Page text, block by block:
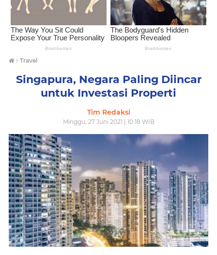
› Travel
Singapura, Negara Paling Diincar
untuk Investasi Properti
Tim Redaksi
Minggu, 27 Juni 2021 | 10:18 WIB